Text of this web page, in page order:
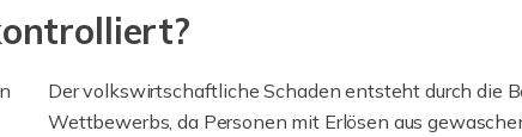
Der volkswirtschaftliche Schaden entsteht durch die
Wettbewerbs, da Personen mit Erlösen aus